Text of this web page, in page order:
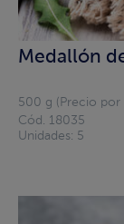
Medallón
500 g (Precio por
Cód. 18035
Unidades: 5